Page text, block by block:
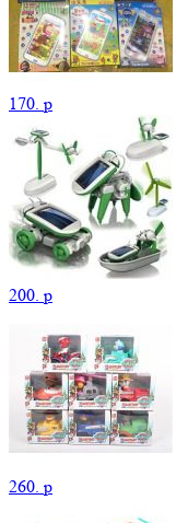
170. p
200. p
260. p